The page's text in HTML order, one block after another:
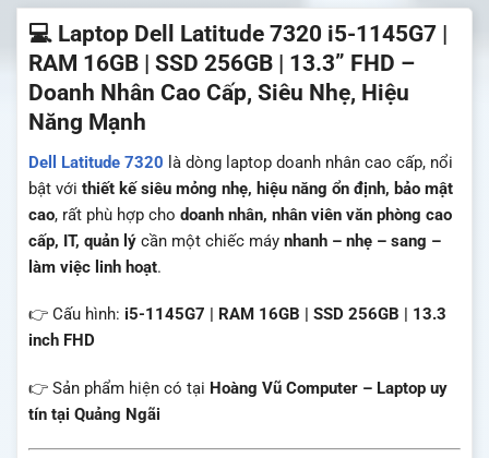
💻 Laptop Dell Latitude 7320 i5-1145G7 |
RAM 16GB | SSD 256GB | 13.3” FHD –
Doanh Nhân Cao Cấp, Siêu Nhẹ, Hiệu
Năng Mạnh
Dell Latitude 7320 là dòng laptop doanh nhân cao cấp, nổi
bật với thiết kế siêu mỏng nhẹ, hiệu năng ổn định, bảo mật
cao, rất phù hợp cho doanh nhân, nhân viên văn phòng cao
cấp, IT, quản lý cần một chiếc máy nhanh – nhẹ – sang –
làm việc linh hoạt.
👉 Cấu hình: i5-1145G7 | RAM 16GB | SSD 256GB | 13.3
inch FHD
👉 Sản phẩm hiện có tại Hoàng Vũ Computer – Laptop uy
tín tại Quảng Ngãi